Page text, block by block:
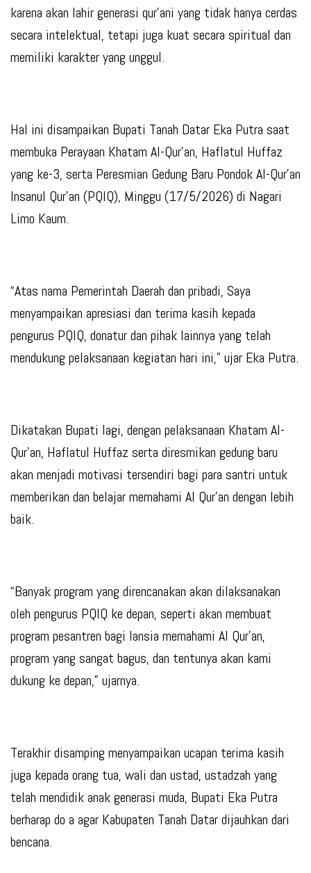
karena akan lahir generasi qur’ani yang tidak hanya cerdas
secara intelektual, tetapi juga kuat secara spiritual dan
memiliki karakter yang unggul.
Hal ini disampaikan Bupati Tanah Datar Eka Putra saat
membuka Perayaan Khatam Al-Qur’an, Haflatul Huffaz
yang ke-3, serta Peresmian Gedung Baru Pondok Al-Qur’an
Insanul Qur’an (PQIQ), Minggu (17/5/2026) di Nagari
Limo Kaum.
“Atas nama Pemerintah Daerah dan pribadi, Saya
menyampaikan apresiasi dan terima kasih kepada
pengurus PQIQ, donatur dan pihak lainnya yang telah
mendukung pelaksanaan kegiatan hari ini,” ujar Eka Putra.
Dikatakan Bupati lagi, dengan pelaksanaan Khatam Al-
Qur’an, Haflatul Huffaz serta diresmikan gedung baru
akan menjadi motivasi tersendiri bagi para santri untuk
memberikan dan belajar memahami Al Qur’an dengan lebih
baik.
“Banyak program yang direncanakan akan dilaksanakan
oleh pengurus PQIQ ke depan, seperti akan membuat
program pesantren bagi lansia memahami Al Qur’an,
program yang sangat bagus, dan tentunya akan kami
dukung ke depan,” ujarnya.
Terakhir disamping menyampaikan ucapan terima kasih
juga kepada orang tua, wali dan ustad, ustadzah yang
telah mendidik anak generasi muda, Bupati Eka Putra
berharap do a agar Kabupaten Tanah Datar dijauhkan dari
bencana.